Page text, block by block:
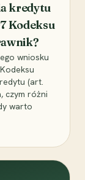
kredytu
Kodeksu
wniosku
(art.
czym różni
warto